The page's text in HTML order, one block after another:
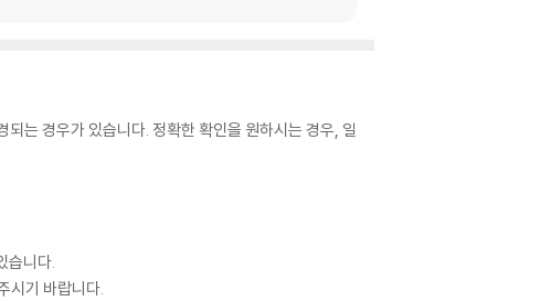
는 경우가 있습니다. 정확한 확인을 원하시는 경우, 일
습니다.
시기 바랍니다.